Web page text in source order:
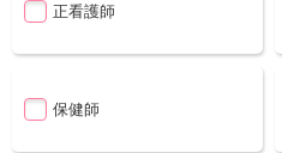
正看護師
保健師